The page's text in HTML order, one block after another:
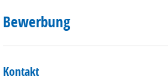
Bewerbung
Kontakt